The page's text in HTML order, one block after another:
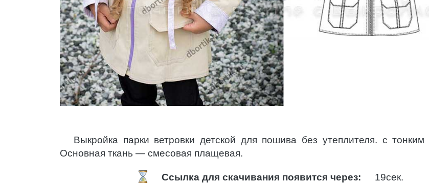
Выкройка парки ветровки детской для пошива без утеплителя. с тонким
Основная ткань — смесовая плащевая.
Ссылка для скачивания появится через: 18сек.